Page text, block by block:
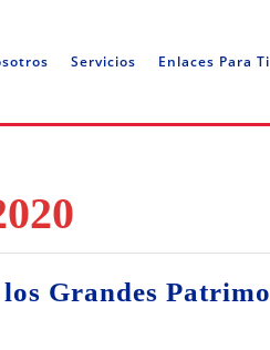
Servicios Enlaces Para Ti
Grandes